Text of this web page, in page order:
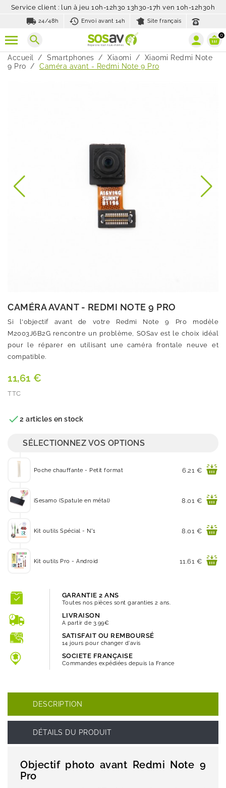
Service client : lun à jeu 10h-12h30 13h30-17h ven 10h-12h30h
local_shipping 24/48h history_toggle_off
Envoi avant 14h Site français
search 0
Accueil Smartphones Xiaomi
Xiaomi Redmi Note
9 Pro
Caméra avant - Redmi Note 9 Pro
CAMÉRA AVANT - REDMI NOTE 9 PRO
Si l'objectif avant de votre Redmi Note 9 Pro modèle
M2003J6B2G rencontre un problème, SOSav est le choix idéal
pour le réparer en utilisant une caméra frontale neuve et
compatible.
11,61 €
TTC
2 articles en stock
SÉLECTIONNEZ VOS OPTIONS
Poche chauffante - Petit format Prix
6.21 €
iSesamo (Spatule en métal) Prix
8.01 €
Kit outils Spécial - N°1 Prix
8.01 €
Kit outils Pro - Android Prix
11.61 €
GARANTIE 2 ANS
Toutes nos pièces sont garanties 2 ans.
LIVRAISON
A partir de 3.99€
SATISFAIT OU REMBOURSÉ
14 jours pour changer d'avis
SOCIETE FRANÇAISE
Commandes expédiées depuis la France
DESCRIPTION
DÉTAILS DU PRODUIT
Objectif photo avant Redmi Note 9
Pro